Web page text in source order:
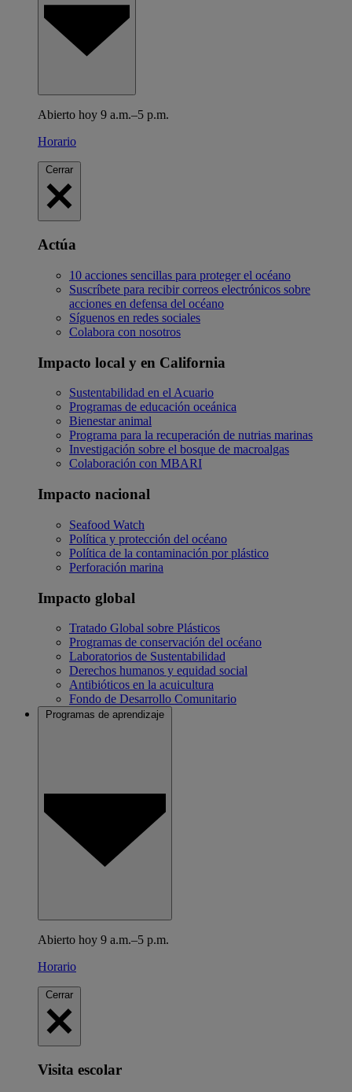
Abierto hoy 9 a.m.–5 p.m.
Horario
Cerrar
Actúa
10 acciones sencillas para proteger el océano
Suscríbete para recibir correos electrónicos sobre
acciones en defensa del océano
Síguenos en redes sociales
Colabora con nosotros
Impacto local y en California
Sustentabilidad en el Acuario
Programas de educación oceánica
Bienestar animal
Programa para la recuperación de nutrias marinas
Investigación sobre el bosque de macroalgas
Colaboración con MBARI
Impacto nacional
Seafood Watch
Política y protección del océano
Política de la contaminación por plástico
Perforación marina
Impacto global
Tratado Global sobre Plásticos
Programas de conservación del océano
Laboratorios de Sustentabilidad
Derechos humanos y equidad social
Antibióticos en la acuicultura
Fondo de Desarrollo Comunitario
Programas de aprendizaje
Abierto hoy 9 a.m.–5 p.m.
Horario
Cerrar
Visita escolar